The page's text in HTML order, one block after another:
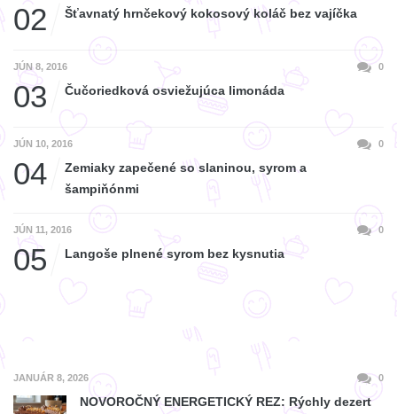
02 Šťavnatý hrnčekový kokosový koláč bez vajíčka
JÚN 8, 2016 0
03 Čučoriedková osviežujúca limonáda
JÚN 10, 2016 0
04
Zemiaky zapečené so slaninou, syrom a
šampiňónmi
JÚN 11, 2016 0
05 Langoše plnené syrom bez kysnutia
JANUÁR 8, 2026 0
NOVOROČNÝ ENERGETICKÝ REZ: Rýchly dezert